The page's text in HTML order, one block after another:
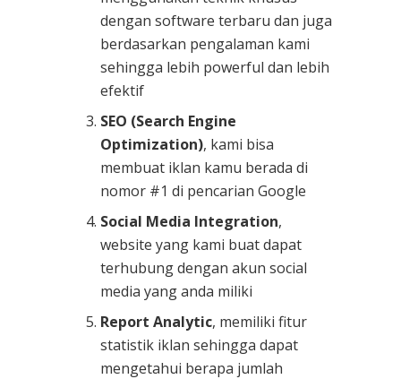
dengan software terbaru dan juga
berdasarkan pengalaman kami
sehingga lebih powerful dan lebih
efektif
SEO (Search Engine
Optimization), kami bisa
membuat iklan kamu berada di
nomor #1 di pencarian Google
Social Media Integration,
website yang kami buat dapat
terhubung dengan akun social
media yang anda miliki
Report Analytic, memiliki fitur
statistik iklan sehingga dapat
mengetahui berapa jumlah